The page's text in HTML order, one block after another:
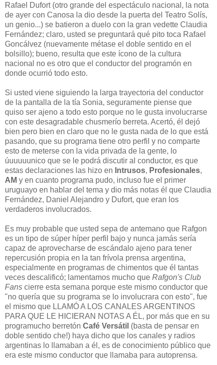
Rafael Dufort (otro grande del espectáculo nacional, la nota
de ayer con Canosa la dio desde la puerta del Teatro Solís,
un genio...) se batieron a duelo con la gran vedette Claudia
Fernández; claro, usted se preguntará qué pito toca Rafael
Goncálvez (nuevamente métase el doble sentido en el
bolsillo); bueno, resulta que este ícono de la cultura
nacional no es otro que el conductor del programón en
donde ocurrió todo esto.
Si usted viene siguiendo la larga trayectoria del conductor
de la pantalla de la tía Sonia, seguramente piense que
quiso ser ajeno a todo esto porque no le gusta involucrarse
con este desagradable chusmerío berreta. Acertó, él dejó
bien pero bien en claro que no le gusta nada de lo que está
pasando, que su programa tiene otro perfil y no comparte
esto de meterse con la vida privada de la gente, lo
úuuuuunico que se le podrá discutir al conductor, es que
estas declaraciones las hizo en Intrusos, Profesionales,
AM y en cuanto programa pudo, incluso fue el primer
uruguayo en hablar del tema y dio más notas él que Claudia
Fernández, Daniel Alejandro y Dufort, que eran los
verdaderos involucrados.
Es muy probable que usted sepa de antemano que Rafgon
es un tipo de súper híper perfil bajo y nunca jamás sería
capaz de aprovecharse de escándalo ajeno para tener
repercusión propia en la tan frívola prensa argentina,
especialmente en programas de chimentos que él tantas
veces descalificó; lamentamos mucho que Rafgon's Club
Fans cierre esta semana porque este mismo conductor que
"no quería que su programa se lo involucrara con esto", fue
el mismo que LLAMÓ A LOS CANALES ARGENTINOS
PARA QUE LE HICIERAN NOTAS A ÉL, por más que en su
programucho berretón Café Versátil (basta de pensar en
doble sentido che!) haya dicho que los canales y radios
argentinas lo llamaban a él, es de conocimiento público que
era este mismo conductor que llamaba para autoprensa.